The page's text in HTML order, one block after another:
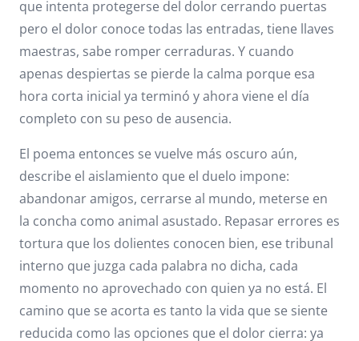
que intenta protegerse del dolor cerrando puertas
pero el dolor conoce todas las entradas, tiene llaves
maestras, sabe romper cerraduras. Y cuando
apenas despiertas se pierde la calma porque esa
hora corta inicial ya terminó y ahora viene el día
completo con su peso de ausencia.
El poema entonces se vuelve más oscuro aún,
describe el aislamiento que el duelo impone:
abandonar amigos, cerrarse al mundo, meterse en
la concha como animal asustado. Repasar errores es
tortura que los dolientes conocen bien, ese tribunal
interno que juzga cada palabra no dicha, cada
momento no aprovechado con quien ya no está. El
camino que se acorta es tanto la vida que se siente
reducida como las opciones que el dolor cierra: ya